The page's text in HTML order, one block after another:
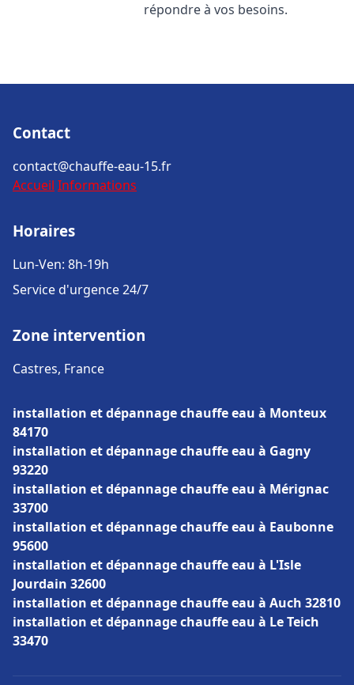
répondre à vos besoins.
Contact
contact@chauffe-eau-15.fr
Accueil Informations
Horaires
Lun-Ven: 8h-19h
Service d'urgence 24/7
Zone intervention
Castres, France
installation et dépannage chauffe eau à Monteux
84170
installation et dépannage chauffe eau à Gagny
93220
installation et dépannage chauffe eau à Mérignac
33700
installation et dépannage chauffe eau à Eaubonne
95600
installation et dépannage chauffe eau à L'Isle
Jourdain 32600
installation et dépannage chauffe eau à Auch 32810
installation et dépannage chauffe eau à Le Teich
33470